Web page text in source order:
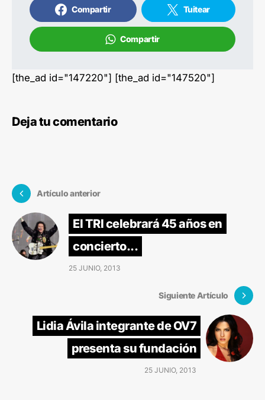
Compartir Tuitear
Compartir
[the_ad id="147220"] [the_ad id="147520"]
Deja tu comentario
Artículo anterior
El TRI celebrará 45 años en
concierto...
25 JUNIO, 2013
Siguiente Artículo
Lidia Ávila integrante de OV7
presenta su fundación
25 JUNIO, 2013